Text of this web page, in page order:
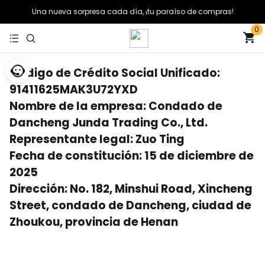
Una nueva sorpresa cada día, ¡tu paraíso de compras!
0
Código de Crédito Social Unificado:
91411625MAK3U72YXD
Nombre de la empresa: Condado de
Dancheng Junda Trading Co., Ltd.
Representante legal: Zuo Ting
Fecha de constitución: 15 de diciembre de
2025
Dirección: No. 182, Minshui Road, Xincheng
Street, condado de Dancheng, ciudad de
Zhoukou, provincia de Henan